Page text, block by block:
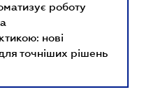
роботу
нові
точніших рішень